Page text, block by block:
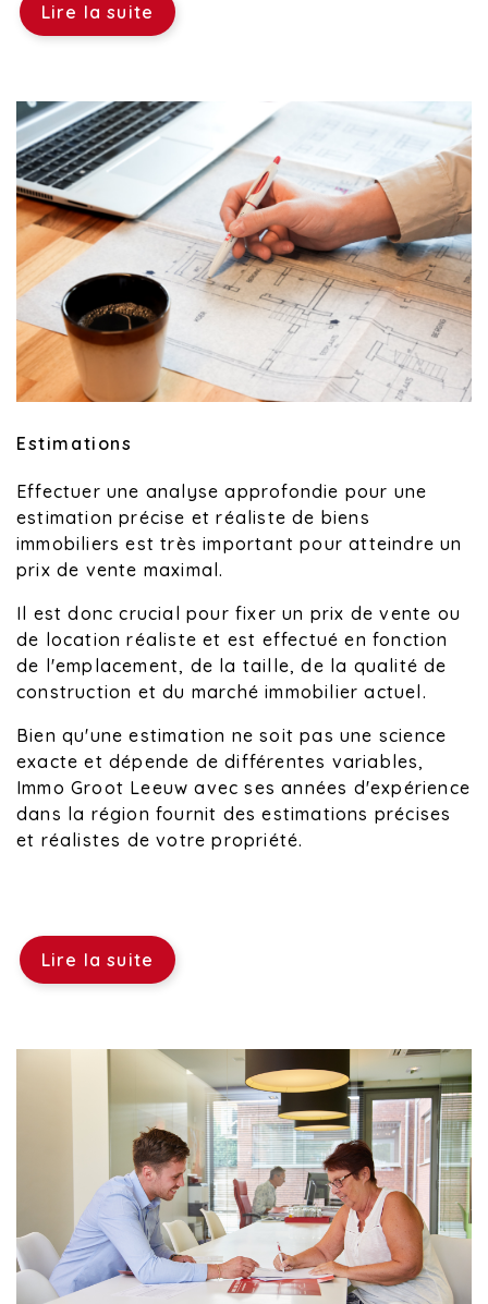
Lire la suite
Estimations
Effectuer une analyse approfondie pour une
estimation précise et réaliste de biens
immobiliers est très important pour atteindre un
prix de vente maximal.
Il est donc crucial pour fixer un prix de vente ou
de location réaliste et est effectué en fonction
de l'emplacement, de la taille, de la qualité de
construction et du marché immobilier actuel.
Bien qu'une estimation ne soit pas une science
exacte et dépende de différentes variables,
Immo Groot Leeuw avec ses années d'expérience
dans la région fournit des estimations précises
et réalistes de votre propriété.
Lire la suite